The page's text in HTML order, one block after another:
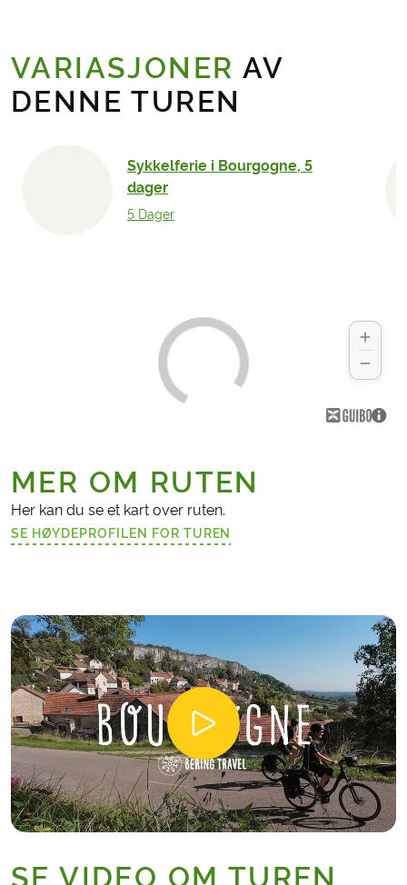
VARIASJONER AV
DENNE TUREN
Sykkelferie i Bourgogne, 5
dager
5 Dager
MER OM RUTEN
Her kan du se et kart over ruten.
SE HØYDEPROFILEN FOR TUREN
SE VIDEO OM TUREN